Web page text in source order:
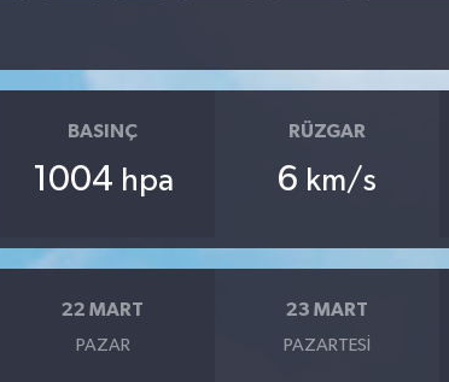
BASINÇ
1004 hpa
RÜZGAR
6 km/s
22 MART
PAZAR
23 MART
PAZARTESI